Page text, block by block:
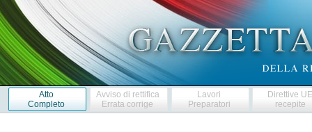
Atto
Completo
Avviso di rettifica
Errata corrige
Lavori
Preparatori
Direttive
recepite